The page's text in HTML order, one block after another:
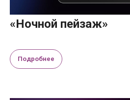
«Ночной пейзаж»
Подробнее